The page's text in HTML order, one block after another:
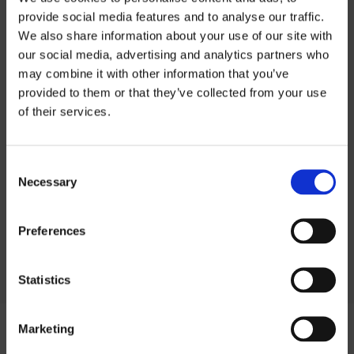
provide social media features and to analyse our traffic.
We also share information about your use of our site with
our social media, advertising and analytics partners who
may combine it with other information that you’ve
provided to them or that they’ve collected from your use
of their services.
Selection
Necessary
Preferences
Statistics
Marketing
INFORMATIONS SUR LE PRODUIT
INFORMATIONS TECHNIQUES
Informations sur
Si vous souhaitez télécharger nos listes
de prix, vous devez sélectionner la devise
prix. pour demander un mot de